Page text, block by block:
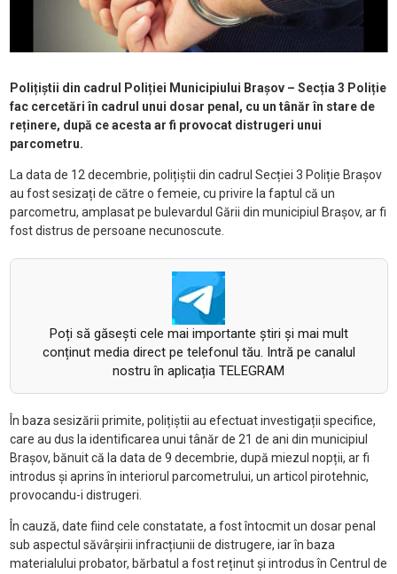
Polițiștii din cadrul Poliției Municipiului Brașov – Secția 3 Poliție
fac cercetări în cadrul unui dosar penal, cu un tânăr în stare de
reținere, după ce acesta ar fi provocat distrugeri unui
parcometru.
La data de 12 decembrie, polițiștii din cadrul Secției 3 Poliție Brașov
au fost sesizați de către o femeie, cu privire la faptul că un
parcometru, amplasat pe bulevardul Gării din municipiul Brașov, ar fi
fost distrus de persoane necunoscute.
Poți să găsești cele mai importante știri și mai mult
conținut media direct pe telefonul tău. Intră pe canalul
nostru în aplicația TELEGRAM
În baza sesizării primite, polițiștii au efectuat investigații specifice,
care au dus la identificarea unui tânăr de 21 de ani din municipiul
Brașov, bănuit că la data de 9 decembrie, după miezul nopții, ar fi
introdus și aprins în interiorul parcometrului, un articol pirotehnic,
provocandu-i distrugeri.
În cauză, date fiind cele constatate, a fost întocmit un dosar penal
sub aspectul săvârșirii infracțiunii de distrugere, iar în baza
materialului probator, bărbatul a fost reținut și introdus în Centrul de